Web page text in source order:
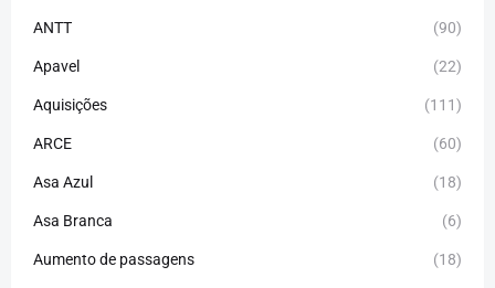
ANTT (90)
Apavel (22)
Aquisições (111)
ARCE (60)
Asa Azul (18)
Asa Branca (6)
Aumento de passagens (18)